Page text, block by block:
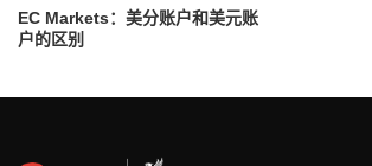
EC Markets：美分账户和美元账
户的区别